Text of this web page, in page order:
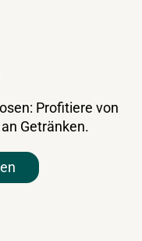
Profitiere von
Getränken.